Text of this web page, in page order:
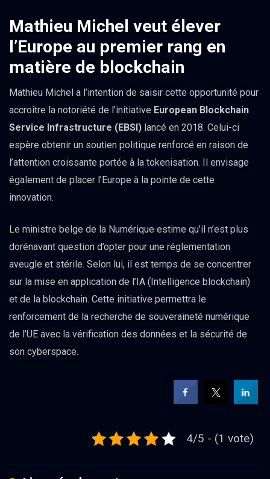
Mathieu Michel veut élever
l’Europe au premier rang en
matière de blockchain
Mathieu Michel a l’intention de saisir cette opportunité pour
accroître la notoriété de l’initiative European Blockchain
Service Infrastructure (EBSI) lancé en 2018. Celui-ci
espère obtenir un soutien politique renforcé en raison de
l’attention croissante portée à la tokenisation. Il envisage
également de placer l’Europe à la pointe de cette
innovation.
Le ministre belge de la Numérique estime qu’il n’est plus
dorénavant question d’opter pour une réglementation
aveugle et stérile. Selon lui, il est temps de se concentrer
sur la mise en application de l’IA (Intelligence blockchain)
et de la blockchain. Cette initiative permettra le
renforcement de la recherche de souveraineté numérique
de l’UE avec la vérification des données et la sécurité de
son cyberspace.
4/5 - (1 vote)